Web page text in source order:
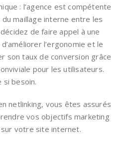
: l’agence est compétente
maillage interne entre les
de faire appel à une
l’ergonomie et le
son taux de conversion grâce
pour les utilisateurs.
besoin.
netlinking, vous êtes assurés
vos objectifs marketing
votre site internet.